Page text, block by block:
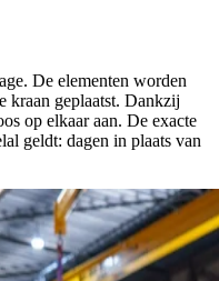
De elementen worden
kraan geplaatst. Dankzij
op elkaar aan. De exacte
geldt: dagen in plaats van